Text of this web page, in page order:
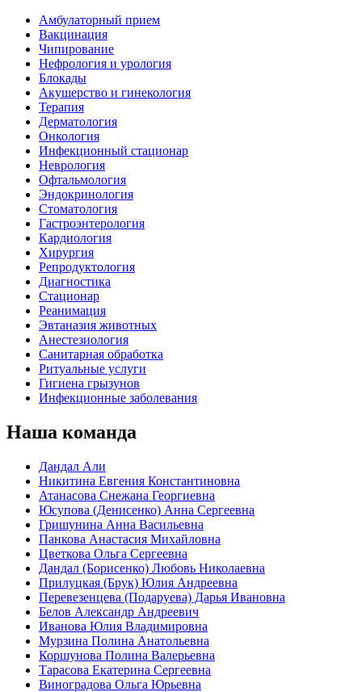
Амбулаторный прием
Вакцинация
Чипирование
Нефрология и урология
Блокады
Акушерство и гинекология
Терапия
Дерматология
Онкология
Инфекционный стационар
Неврология
Офтальмология
Эндокринология
Стоматология
Гастроэнтерология
Кардиология
Хирургия
Репродуктология
Диагностика
Стационар
Реанимация
Эвтаназия животных
Анестезиология
Санитарная обработка
Ритуальные услуги
Гигиена грызунов
Инфекционные заболевания
Наша команда
Дандал Али
Никитина Евгения Константиновна
Атанасова Снежана Георгиевна
Юсупова (Денисенко) Анна Сергеевна
Гришунина Анна Васильевна
Панкова Анастасия Михайловна
Цветкова Ольга Сергеевна
Дандал (Борисенко) Любовь Николаевна
Прилуцкая (Брук) Юлия Андреевна
Перевезенцева (Подаруева) Дарья Ивановна
Белов Александр Андреевич
Иванова Юлия Владимировна
Мурзина Полина Анатольевна
Коршунова Полина Валерьевна
Тарасова Екатерина Сергеевна
Виноградова Ольга Юрьевна